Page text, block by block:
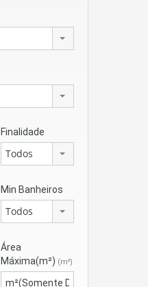
Finalidade
Todos
Min Banheiros
Todos
Área
Máxima(m²) (m²)